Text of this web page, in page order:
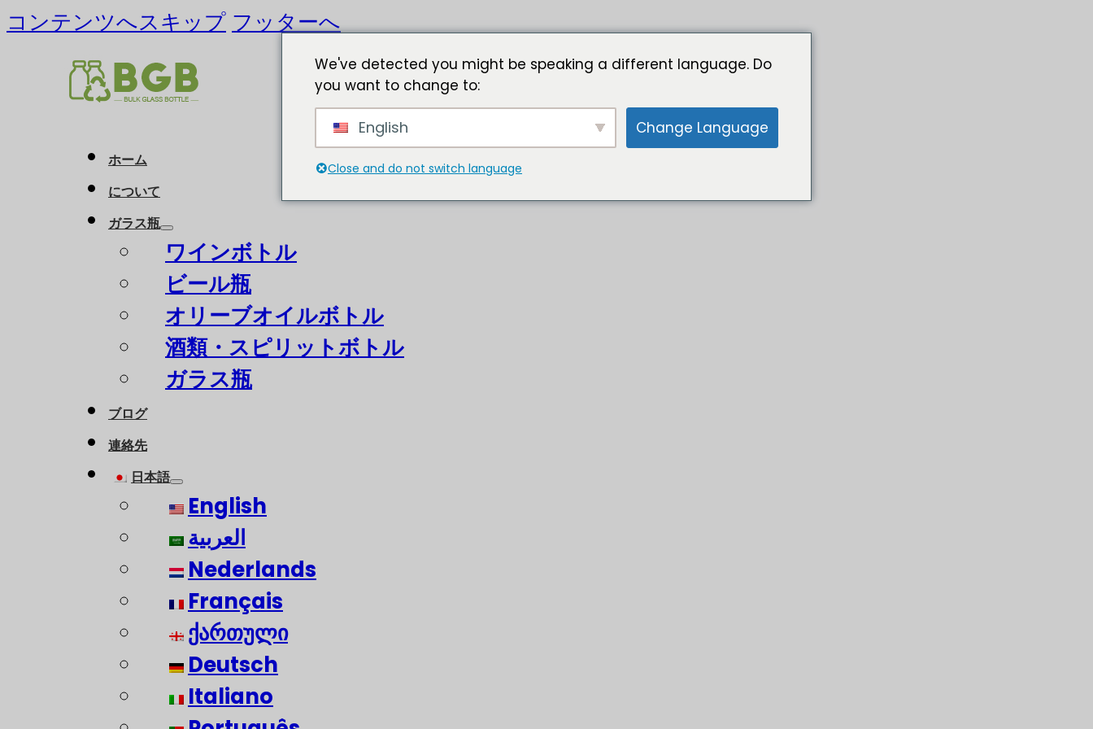
コンテンツへスキップ フッターへ
ホーム
について
ガラス瓶
ワインボトル
ビール瓶
オリーブオイルボトル
酒類・スピリットボトル
ガラス瓶
ブログ
連絡先
日本語
English
العربية
Nederlands
Français
ქართული
Deutsch
Italiano
We've detected you might be speaking a different language. Do
you want to change to:
English Change Language
Close and do not switch language